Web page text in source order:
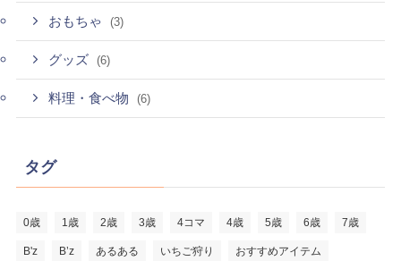
おもちゃ (3)
グッズ (6)
料理・食べ物 (6)
タグ
0歳 1歳 2歳 3歳 4コマ 4歳 5歳 6歳 7歳
B'z B’z あるある いちご狩り おすすめアイテム